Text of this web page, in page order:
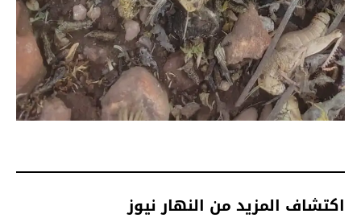
اكتشاف المزيد من النهار نيوز